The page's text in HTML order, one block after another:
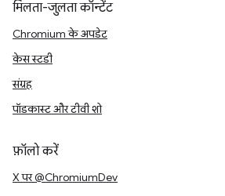
मिलता-जुलता कॉन्टेंट
Chromium के अपडेट
केस स्टडी
संग्रह
पॉडकास्ट और टीवी शो
फ़ॉलो करें
X पर @ChromiumDev